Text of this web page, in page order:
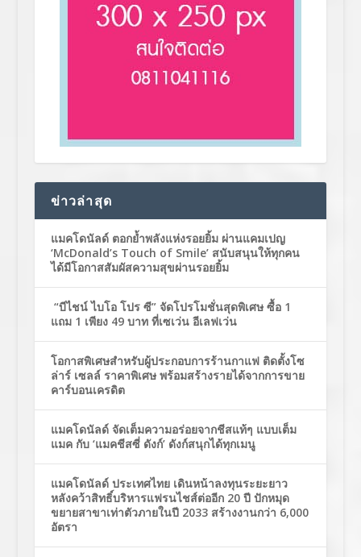
ข่าวล่าสุด
แมคโดนัลด์ ตอกย้ำพลังแห่งรอยยิ้ม ผ่านแคมเปญ
‘McDonald’s Touch of Smile’ สนับสนุนให้ทุกคน
ได้มีโอกาสสัมผัสความสุขผ่านรอยยิ้ม
“บีไชน์ ไบโอ โปร ซี” จัดโปรโมชั่นสุดพิเศษ ซื้อ 1
แถม 1 เพียง 49 บาท ที่เซเว่น อีเลฟเว่น
โอกาสพิเศษสำหรับผู้ประกอบการร้านกาแฟ ติดตั้งโซ
ล่าร์ เซลล์ ราคาพิเศษ พร้อมสร้างรายได้จากการขาย
คาร์บอนเครดิต
แมคโดนัลด์ จัดเต็มความอร่อยจากชีสแท้ๆ แบบเต็ม
แมค กับ ‘แมคชีสซี่ ดังก์’ ดังก์สนุกได้ทุกเมนู
แมคโดนัลด์ ประเทศไทย เดินหน้าลงทุนระยะยาว
หลังคว้าสิทธิ์บริหารแฟรนไชส์ต่ออีก 20 ปี ปักหมุด
ขยายสาขาเท่าตัวภายในปี 2033 สร้างงานกว่า 6,000
อัตรา